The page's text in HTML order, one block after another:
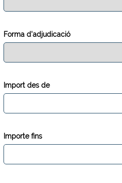
Forma d'adjudicació
Import des de
Importe fins